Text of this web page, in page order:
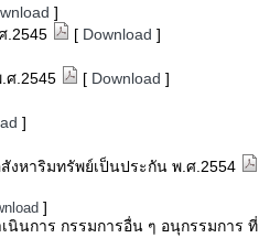
]
.2545
[ Download ]
ศ.2545
[ Download ]
]
งหาริมทรัพย์เป็นประกัน พ.ศ.2554
]
นินการ กรรมการอื่น ๆ อนุกรรมการ ที่